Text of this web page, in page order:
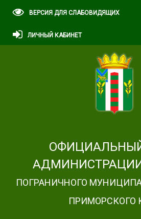
ВЕРСИЯ ДЛЯ СЛАБОВИДЯЩИХ
ЛИЧНЫЙ КАБИНЕТ
ПОГРАНИЧНОГО
ПРИМОРСКОГО